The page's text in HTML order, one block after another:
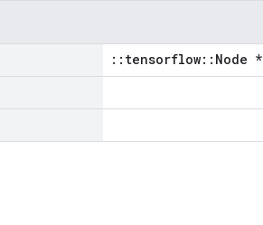
::tensorflow::Node *